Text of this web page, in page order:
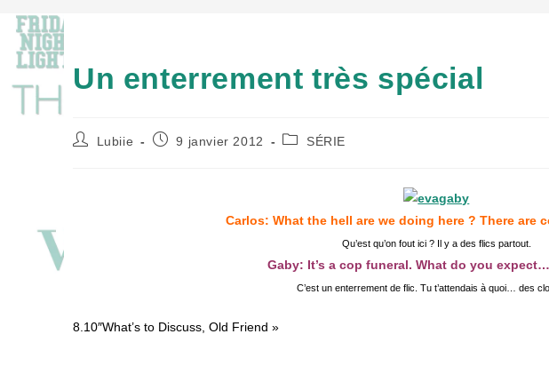
Un enterrement très spécial
Auteur/autrice
Lubiie
Publication
9 janvier 2012
PostSÉRIE
Carlos: What the hell are we doing here ? There are
Qu’est qu’on fout ici ? Il y a des flics partout.
Gaby: It’s a cop funeral. What do you
C’est un enterrement de flic. Tu t’attendais à quoi… des
8.10″What’s to Discuss, Old Friend »